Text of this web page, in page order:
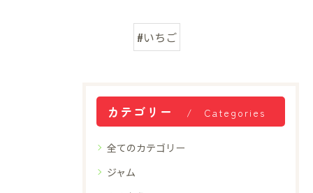
#いちご
カテゴリー Categories
全てのカテゴリー
ジャム